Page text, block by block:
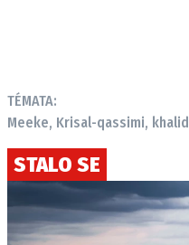
TÉMATA:
Meeke, Krisal-qassimi, khalid
STALO SE